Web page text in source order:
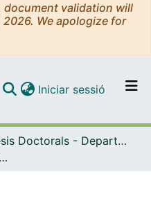
document validation will
We apologize for
per tot el DD
publicar
Iniciar sessió (current)
Tesis Doctorals - Departament - Didàctica de la Llengua i la Literatura
Procesos de aprendizaje mediante narrativa en inglés como lengua extranjera: Creencias, percepciones y estrategias